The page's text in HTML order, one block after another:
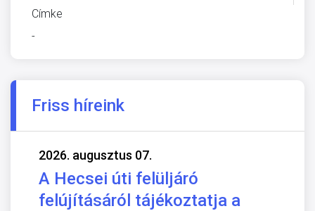
Címke
-
Friss híreink
2026. augusztus 07.
A Hecsei úti felüljáró
felújításáról tájékoztatja a